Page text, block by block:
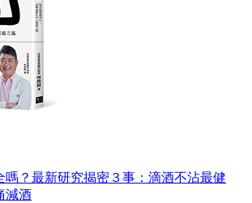
嗎？最新研究揭密３事：滴酒不沾最健
減酒